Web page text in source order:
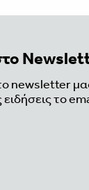
newsletter
ειδήσεις το